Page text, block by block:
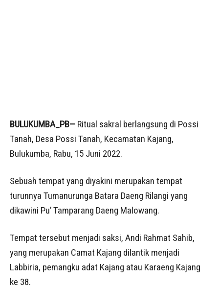
BULUKUMBA_PB— Ritual sakral berlangsung di Possi
Tanah, Desa Possi Tanah, Kecamatan Kajang,
Bulukumba, Rabu, 15 Juni 2022.
Sebuah tempat yang diyakini merupakan tempat
turunnya Tumanurunga Batara Daeng Rilangi yang
dikawini Pu’ Tamparang Daeng Malowang.
Tempat tersebut menjadi saksi, Andi Rahmat Sahib,
yang merupakan Camat Kajang dilantik menjadi
Labbiria, pemangku adat Kajang atau Karaeng Kajang
ke 38.